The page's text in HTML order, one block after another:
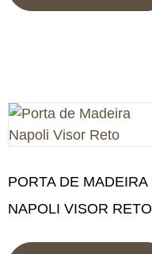
PORTA DE MADEIRA
NAPOLI VISOR RETO